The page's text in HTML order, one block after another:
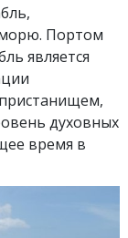
Портом
является
духовных
время в